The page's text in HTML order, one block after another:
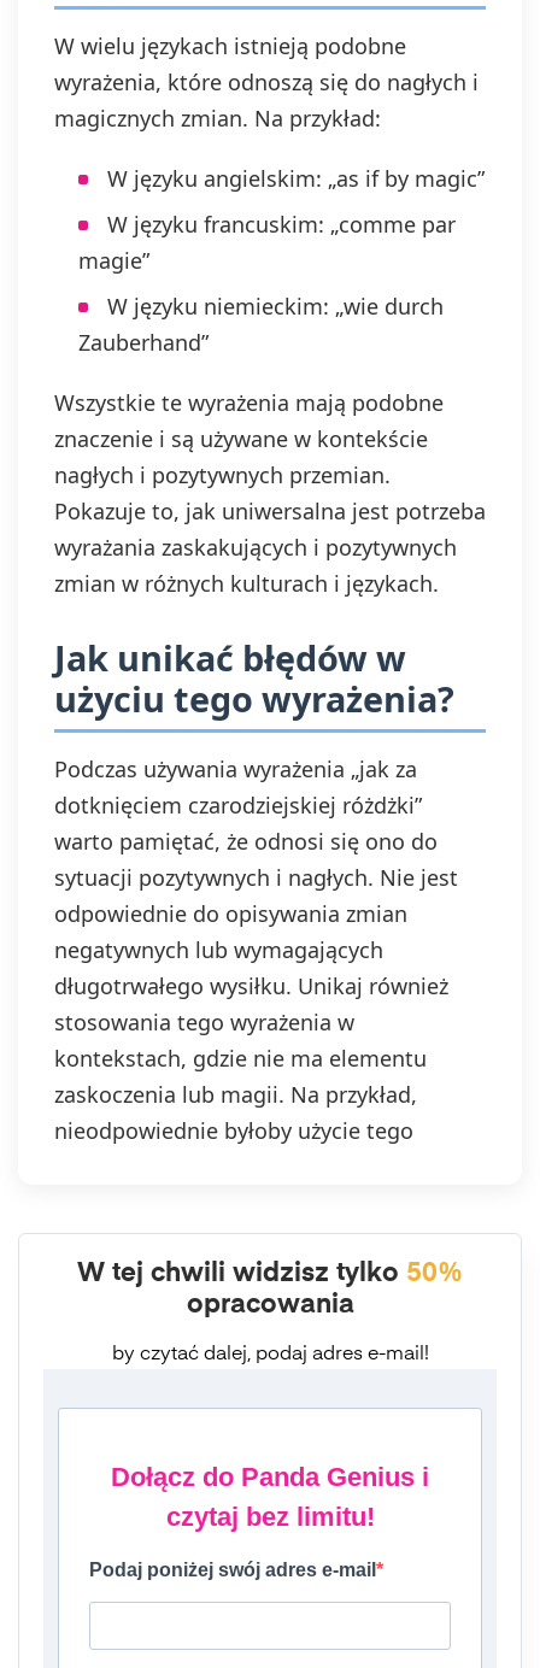
W wielu językach istnieją podobne
wyrażenia, które odnoszą się do nagłych i
magicznych zmian. Na przykład:
W języku angielskim: „as if by magic”
W języku francuskim: „comme par
magie”
W języku niemieckim: „wie durch
Zauberhand”
Wszystkie te wyrażenia mają podobne
znaczenie i są używane w kontekście
nagłych i pozytywnych przemian.
Pokazuje to, jak uniwersalna jest potrzeba
wyrażania zaskakujących i pozytywnych
zmian w różnych kulturach i językach.
Jak unikać błędów w
użyciu tego wyrażenia?
Podczas używania wyrażenia „jak za
dotknięciem czarodziejskiej różdżki”
warto pamiętać, że odnosi się ono do
sytuacji pozytywnych i nagłych. Nie jest
odpowiednie do opisywania zmian
negatywnych lub wymagających
długotrwałego wysiłku. Unikaj również
stosowania tego wyrażenia w
kontekstach, gdzie nie ma elementu
zaskoczenia lub magii. Na przykład,
nieodpowiednie byłoby użycie tego
W tej chwili widzisz tylko 50%
opracowania
by czytać dalej, podaj adres e-mail!
Dołącz do Panda Genius i
czytaj bez limitu!
Podaj poniżej swój adres e-mail